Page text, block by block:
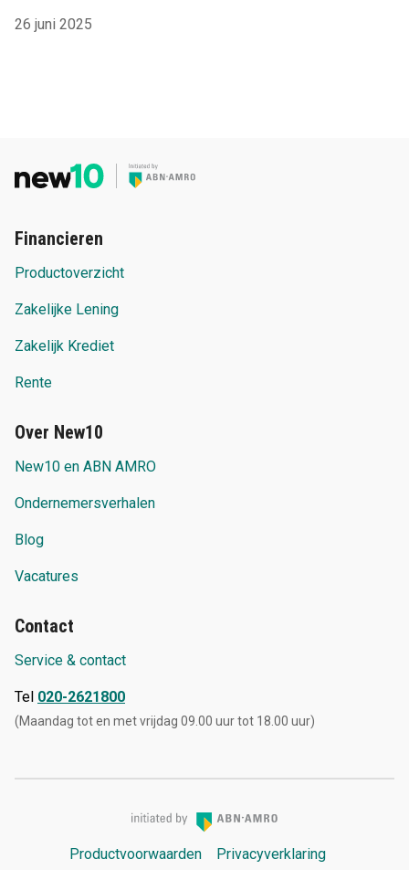
26 juni 2025
Financieren
Productoverzicht
Zakelijke Lening
Zakelijk Krediet
Rente
Over New10
New10 en ABN AMRO
Ondernemersverhalen
Blog
Vacatures
Contact
Service & contact
Tel 020-2621800
(Maandag tot en met vrijdag 09.00 uur tot 18.00 uur)
Productvoorwaarden
Privacyverklaring